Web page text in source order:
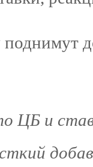
поднимут
ЦБ и